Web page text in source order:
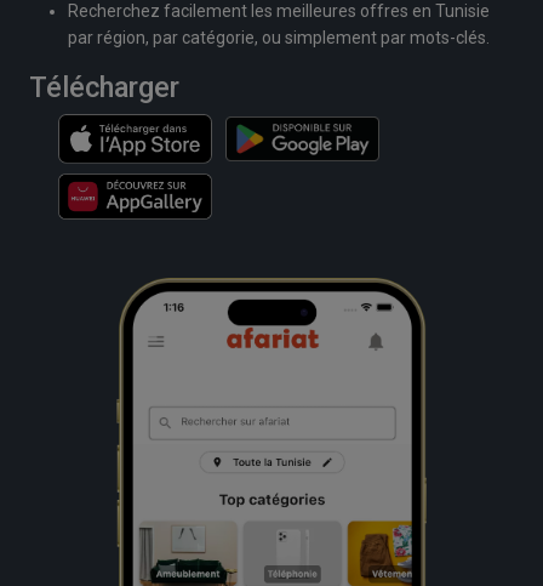
Recherchez facilement les meilleures offres en Tunisie
par région, par catégorie, ou simplement par mots-clés.
Télécharger